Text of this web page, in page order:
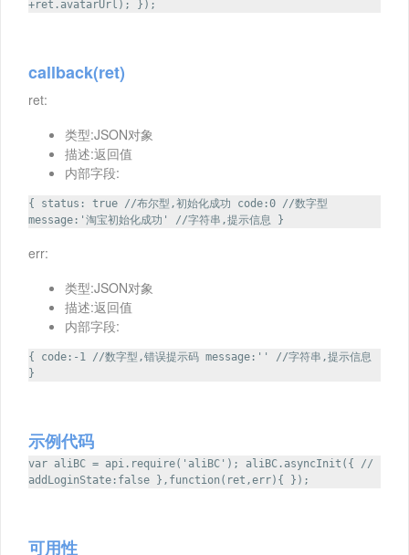
+ret.avatarUrl); });
callback(ret)
ret:
类型:JSON对象
描述:返回值
内部字段:
{ status: true //布尔型,初始化成功 code:0 //数字型
message:'淘宝初始化成功' //字符串,提示信息 }
err:
类型:JSON对象
描述:返回值
内部字段:
{ code:-1 //数字型,错误提示码 message:'' //字符串,提示信息
}
示例代码
var aliBC = api.require('aliBC'); aliBC.asyncInit({ //
addLoginState:false },function(ret,err){ });
可用性